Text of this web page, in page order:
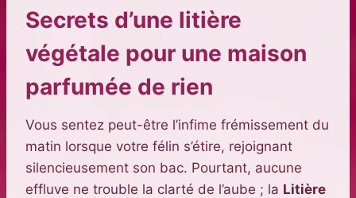
Secrets d’une litière
végétale pour une maison
parfumée de rien
Vous sentez peut-être l’infime frémissement du
matin lorsque votre félin s’étire, rejoignant
silencieusement son bac. Pourtant, aucune
effluve ne trouble la clarté de l’aube ; la Litière